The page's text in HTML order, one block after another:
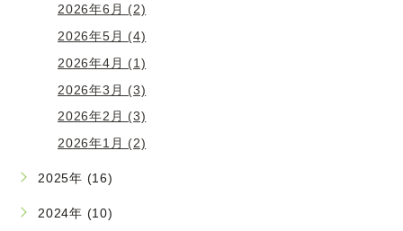
2026年6月 (2)
2026年5月 (4)
2026年4月 (1)
2026年3月 (3)
2026年2月 (3)
2026年1月 (2)
2025年 (16)
2024年 (10)